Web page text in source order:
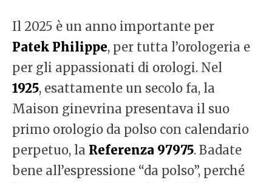
Il 2025 è un anno importante per
Patek Philippe, per tutta l’orologeria e
per gli appassionati di orologi. Nel
1925, esattamente un secolo fa, la
Maison ginevrina presentava il suo
primo orologio da polso con calendario
perpetuo, la Referenza 97975. Badate
bene all’espressione “da polso”, perché